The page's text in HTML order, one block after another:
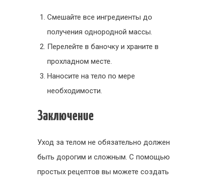
Смешайте все ингредиенты до
получения однородной массы.
Перелейте в баночку и храните в
прохладном месте.
Наносите на тело по мере
необходимости.
Заключение
Уход за телом не обязательно должен
быть дорогим и сложным. С помощью
простых рецептов вы можете создать